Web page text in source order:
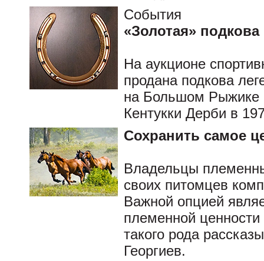
События
«Золотая» подкова
На аукционе
продана подкова
на Большом Рыжике
Кентукки Дерби в
Сохранить самое
Владельцы
своих питомцев
Важной опцией
племенной
такого рода
Георгиев.